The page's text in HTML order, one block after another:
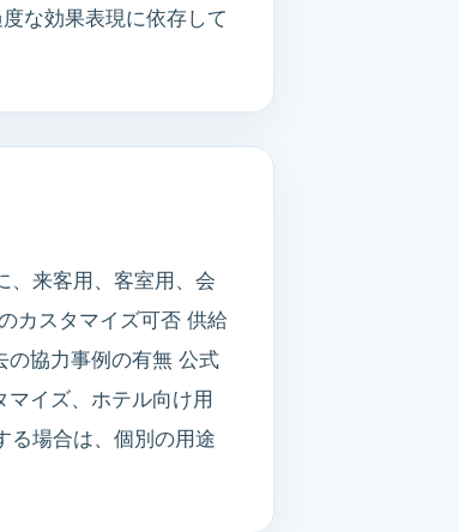
な効果表現に依存して
、来客用、客室用、会
カスタマイズ可否 供給
協力事例の有無 公式
イズ、ホテル向け用
る場合は、個別の用途